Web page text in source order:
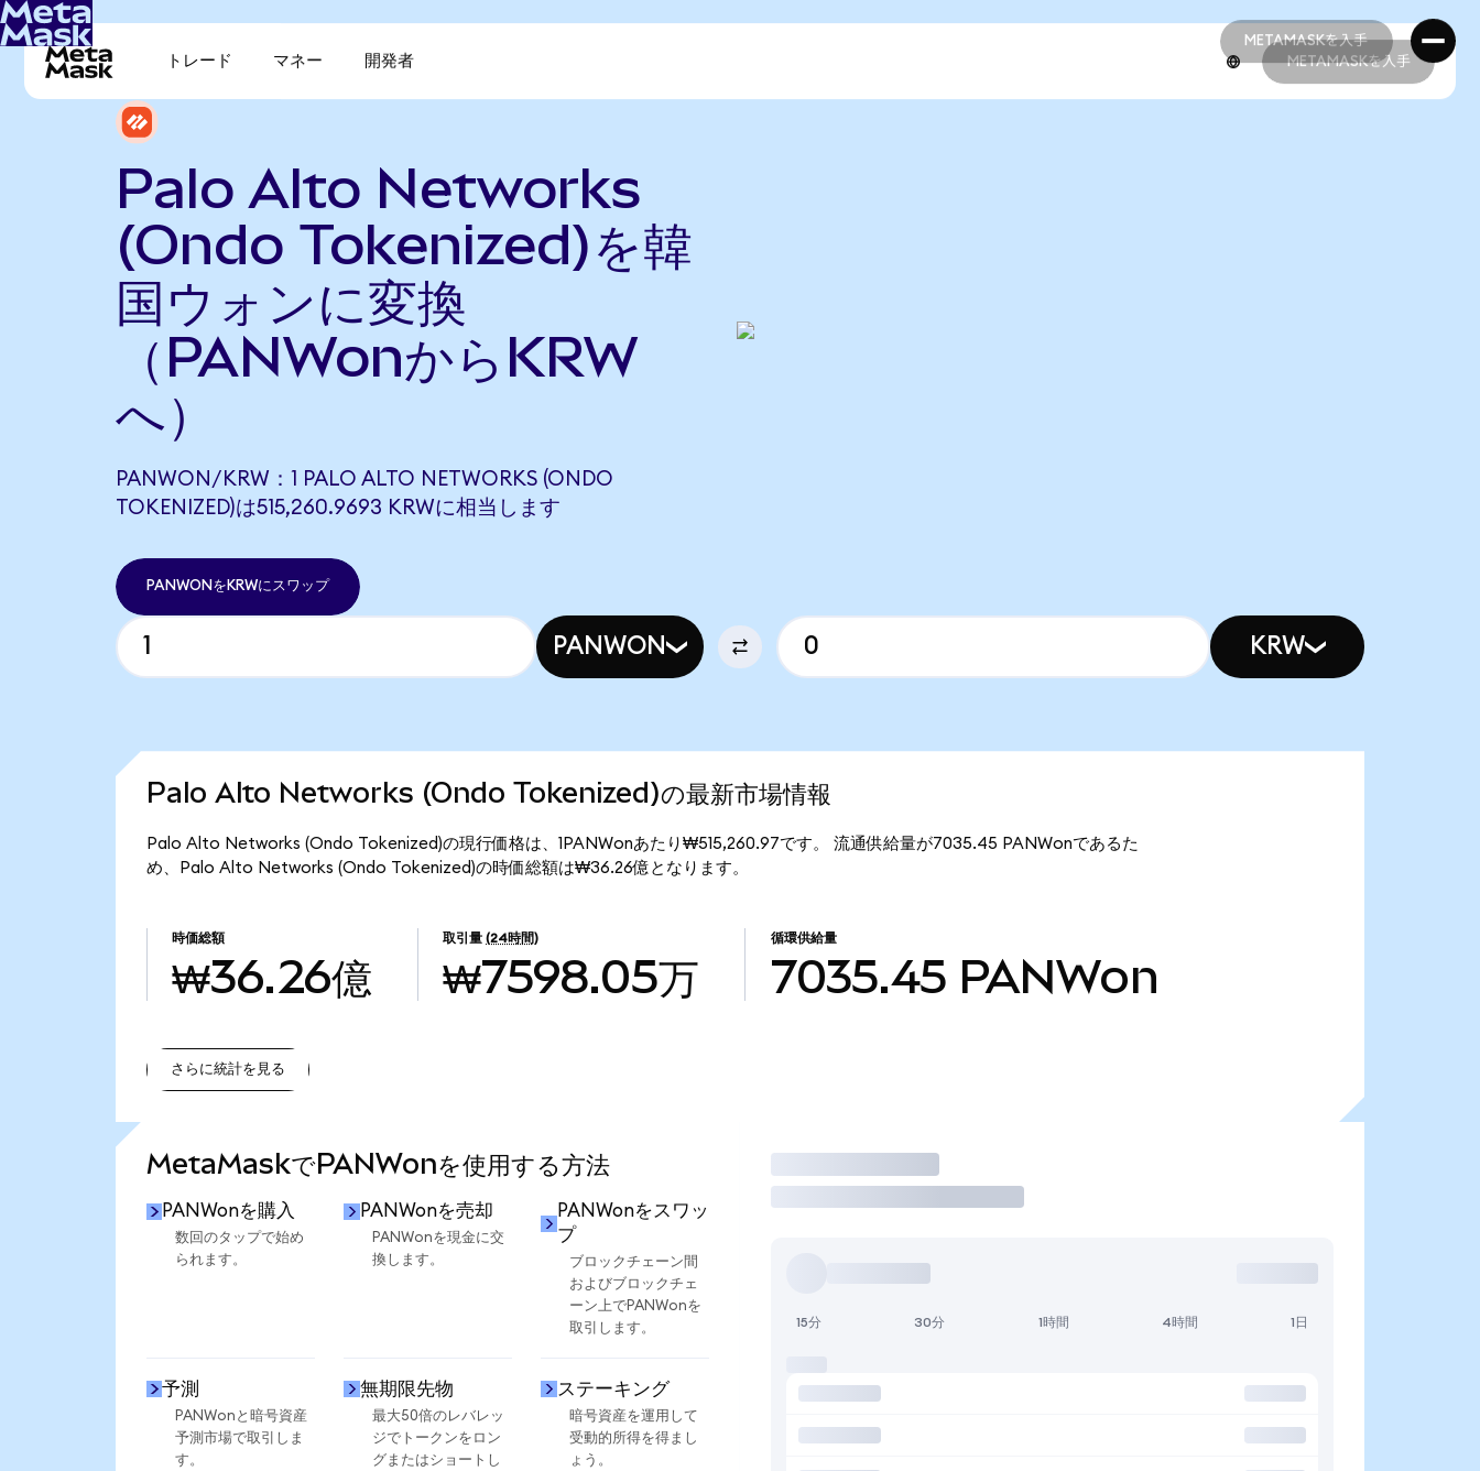
METAMASKを入手
METAMASKを入手
トレード マネー 開発者 METAMASKを入手
Palo Alto Networks
(Ondo Tokenized)を韓
国ウォンに変換
（PANWonからKRW
へ）
PANWON/KRW：1 PALO ALTO NETWORKS (ONDO
TOKENIZED)は515,260.9693 KRWに相当します
PANWONをKRWにスワップ
PANWON KRW
Palo Alto Networks (Ondo Tokenized)の最新市場情報
Palo Alto Networks (Ondo Tokenized)の現行価格は、1PANWonあたり₩515,260.97です。 流通供給量が7035.45 PANWonであるた
め、Palo Alto Networks (Ondo Tokenized)の時価総額は₩36.26億となります。
時価総額
₩36.26億
取引量 (24時間)
₩7598.05万
循環供給量
7035.45 PANWon
さらに統計を見る
MetaMaskでPANWonを使用する方法
PANWonを購入
数回のタップで始め
られます。
PANWonを売却
PANWonを現金に交
換します。
PANWonをスワッ
プ
ブロックチェーン間
およびブロックチェ
ーン上でPANWonを
取引します。
予測
PANWonと暗号資産
予測市場で取引しま
す。
無期限先物
最大50倍のレバレッ
ジでトークンをロン
グまたはショートし
ステーキング
暗号資産を運用して
受動的所得を得まし
ょう。
取引
15分 30分 1時間 4時間 1日